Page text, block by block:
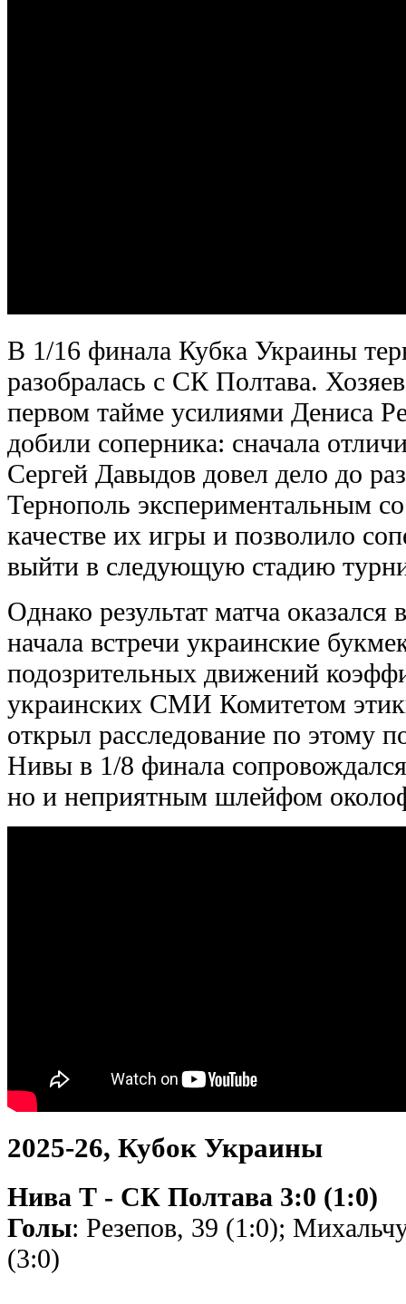
В 1/16 финала Кубка Украины
разобралась с СК Полтава.
первом тайме усилиями Дениса
добили соперника: сначала
Сергей Давыдов довел дело до
Тернополь экспериментальным
качестве их игры и позволило
выйти в следующую стадию
Однако результат матча
начала встречи украинские
подозрительных движений
украинских СМИ Комитетом
открыл расследование по этому
Нивы в 1/8 финала
но и неприятным шлейфом
2025-26, Кубок Украины
Нива Т - СК Полтава 3:0 (1:0)
Голы: Резепов, 39 (1:0);
(3:0)